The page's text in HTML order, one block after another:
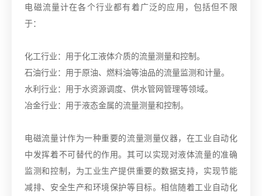
电磁流量计在各个行业都有着广泛的应用，包括但不限
于：
化工行业：用于化工液体介质的流量测量和控制。
石油行业：用于原油、燃料油等油品的流量监测和计量。
水利行业：用于水资源调度、供水管网管理等领域。
冶金行业：用于液态金属的流量测量和控制。
电磁流量计作为一种重要的流量测量仪器，在工业自动化
中发挥着不可替代的作用。其可以实现对液体流量的准确
监测和控制，为工业生产提供重要的数据支持，实现节能
减排、安全生产和环境保护等目标。相信随着工业自动化